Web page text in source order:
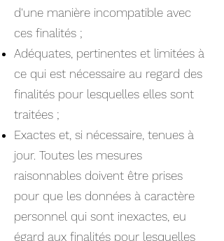
d'une manière incompatible avec
ces finalités ;
Adéquates, pertinentes et limitées à
ce qui est nécessaire au regard des
finalités pour lesquelles elles sont
traitées ;
Exactes et, si nécessaire, tenues à
jour. Toutes les mesures
raisonnables doivent être prises
pour que les données à caractère
personnel qui sont inexactes, eu
égard aux finalités pour lesquelles